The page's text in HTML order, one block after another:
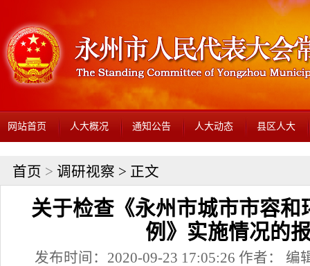
网站首页 人大概况 通知公告 人大动态 县区人大
首页 > 调研视察 > 正文
关于检查《永州市城市市容和
例》实施情况的
发布时间：2020-09-23 17:05:26 作者： 编